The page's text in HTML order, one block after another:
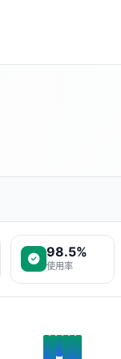
98.5%
使用率